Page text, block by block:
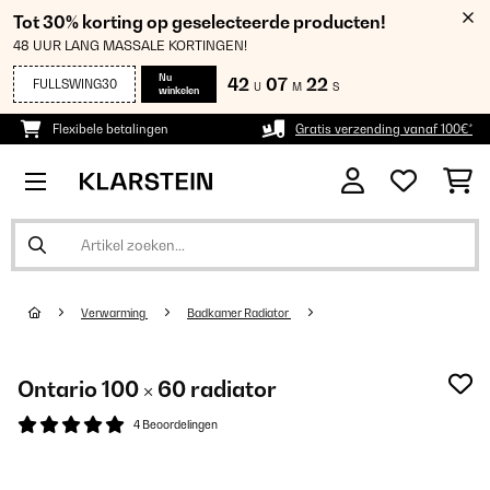
Tot 30% korting op geselecteerde producten!
48 UUR LANG MASSALE KORTINGEN!
FULLSWING30
Nu
winkelen
42 U 07 M 22 S
Flexibele betalingen Gratis verzending vanaf 100€*
Verwarming Badkamer Radiator
Ontario 100 × 60 radiator
4 Beoordelingen